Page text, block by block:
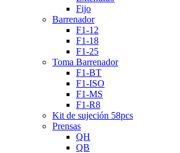
Fijo
Barrenador
F1-12
F1-18
F1-25
Toma Barrenador
F1-BT
F1-ISO
F1-MS
F1-R8
Kit de sujeción 58pcs
Prensas
QH
QB